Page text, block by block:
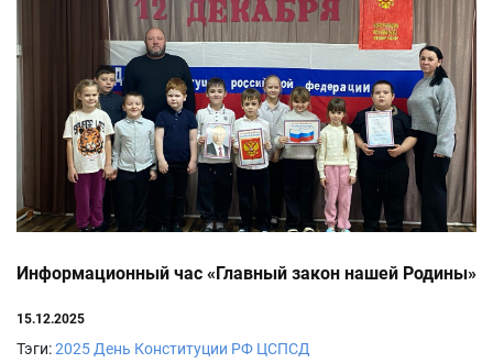
Информационный час «Главный закон нашей Родины»
15.12.2025
Тэги:2025День Конституции РФ ЦСПСД